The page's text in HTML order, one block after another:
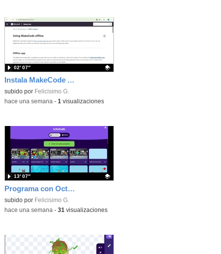
Instala MakeCode Arcade offline para programar grandes juegos sin necesidad de Internet
Contenido educativo.
subido por Felicisimo G.
02′ 07″
-hace una semana - 1 visualizaciones
Programa con OctoStudio, un juego de disparos contra Zombies con un cargador basado en el House of the dead
Contenido educativo.
subido por Felicisimo G.
13′ 07″
-hace una semana - 31 visualizaciones